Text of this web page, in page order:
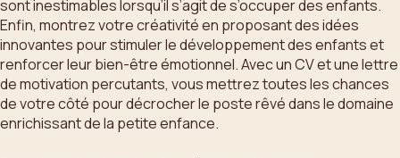
sont inestimables lorsqu’il s’agit de s’occuper des enfants.
Enfin, montrez votre créativité en proposant des idées
innovantes pour stimuler le développement des enfants et
renforcer leur bien-être émotionnel. Avec un CV et une lettre
de motivation percutants, vous mettrez toutes les chances
de votre côté pour décrocher le poste rêvé dans le domaine
enrichissant de la petite enfance.